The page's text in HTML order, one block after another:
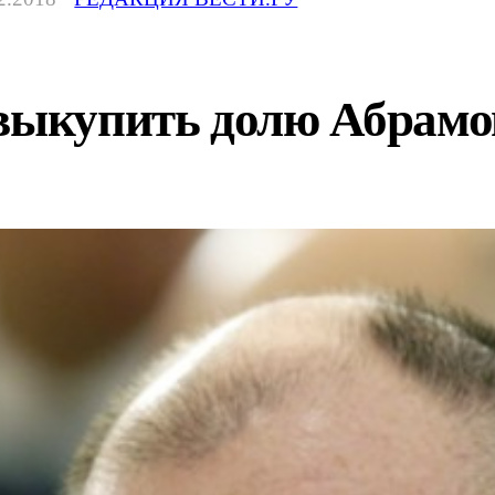
долю